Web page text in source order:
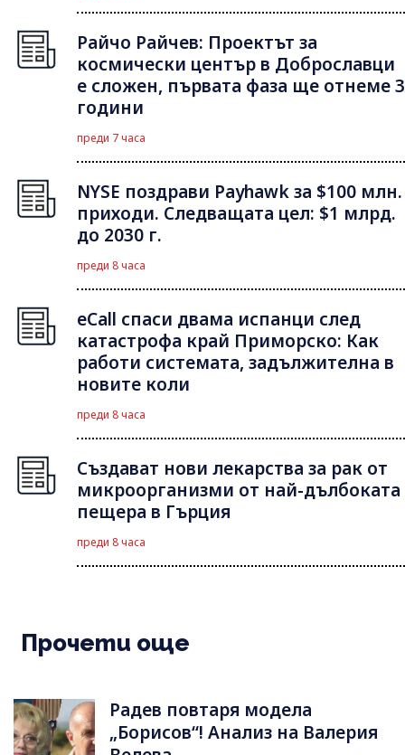
Райчо Райчев: Проектът за
космически център в Доброславци
е сложен, първата фаза ще отнеме 3
години
преди 7 часа
NYSE поздрави Payhawk за $100 млн.
приходи. Следващата цел: $1 млрд.
до 2030 г.
преди 8 часа
eCall спаси двама испанци след
катастрофа край Приморско: Как
работи системата, задължителна в
новите коли
преди 8 часа
Създават нови лекарства за рак от
микроорганизми от най-дълбоката
пещера в Гърция
преди 8 часа
Прочети още
Радев повтаря модела
„Борисов“! Анализ на Валерия